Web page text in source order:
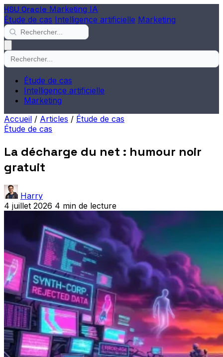
HSU Oracle Marketing IA
Étude de cas Intelligence artificielle Marketing
Étude de cas
Intelligence artificielle
Marketing
Accueil / Articles / Étude de cas
Étude de cas
La décharge du net : humour noir
gratuit
Harry
4 juillet 2026 4 min de lecture